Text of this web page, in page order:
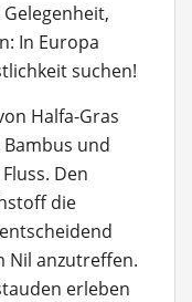
In Europa
suchen!
Halfa-Gras
und
Den
die
Nil anzutreffen.
erleben